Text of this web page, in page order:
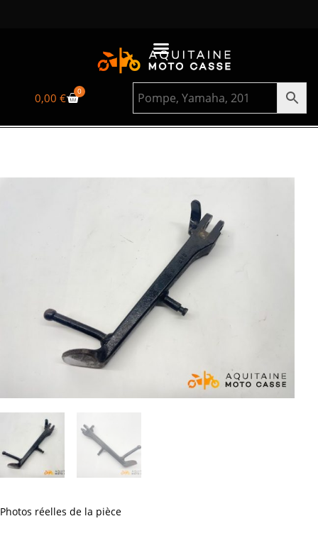
0,00€ 0
Photos réelles de la pièce